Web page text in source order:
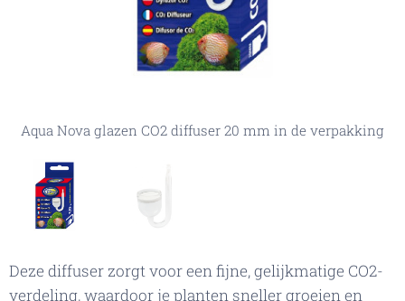
Aqua Nova glazen CO2 diffuser 20 mm in de verpakking
Aqua Nova glazen CO2 diffuser 20 mm
Deze diffuser zorgt voor een fijne, gelijkmatige CO2-
verdeling, waardoor je planten sneller groeien en